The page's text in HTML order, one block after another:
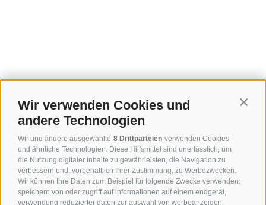
Wir verwenden Cookies und
andere Technologien
Wir und andere ausgewählte 8 Drittparteien verwenden Cookies
und ähnliche Technologien. Diese Hilfsmittel sind unerlässlich, um
die Nutzung digitaler Inhalte zu gewährleisten, die Navigation zu
verbessern und, vorbehaltlich Ihrer Zustimmung, zu Werbezwecken.
Wir können Ihre Daten zum Beispiel für folgende Zwecke verwenden:
speichern von oder zugriff auf informationen auf einem endgerät,
verwendung reduzierter daten zur auswahl von werbeanzeigen,